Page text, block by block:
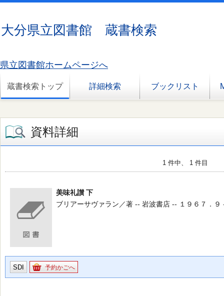
大分県立図書館 蔵書検索
県立図書館ホームページへ
蔵書検索トップ 詳細検索 ブックリスト
資料詳細
1 件中、 1 件目
美味礼讃 下
ブリアーサヴァラン／著 -- 岩波書店 -- １９６７．９
SDI 予約かごへ